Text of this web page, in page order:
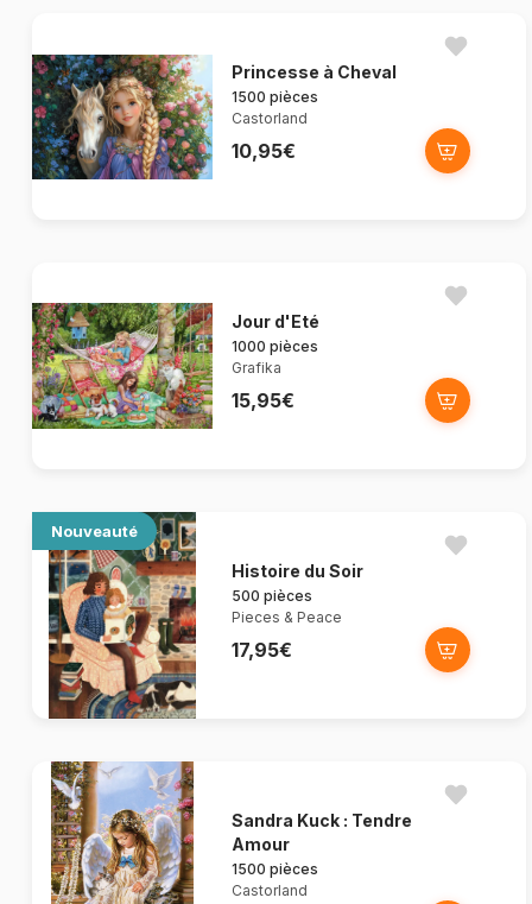
Princesse à Cheval
1500 pièces
Castorland
10,95€
Jour d'Eté
1000 pièces
Grafika
15,95€
Nouveauté
Histoire du Soir
500 pièces
Pieces & Peace
17,95€
Sandra Kuck : Tendre
Amour
1500 pièces
Castorland